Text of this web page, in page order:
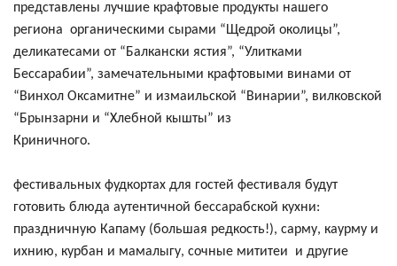
представлены лучшие крафтовые продукты нашего
региона органическими сырами “Щедрой околицы”,
деликатесами от “Балкански ястия”, “Улитками
Бессарабии”, замечательными крафтовыми винами от
“Винхол Оксамитне” и измаильской “Винарии”, вилковской
“Брынзарни и “Хлебной кышты” из
Криничного.
фестивальных фудкортах для гостей фестиваля будут
готовить блюда аутентичной бессарабской кухни:
праздничную Капаму (большая редкость!), сарму, каурму и
ихнию, курбан и мамалыгу, сочные мититеи и другие